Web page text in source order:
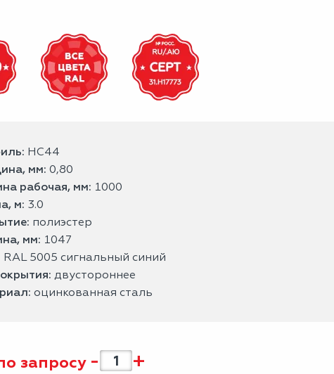
НС44
мм: 0,80
рабочая, мм: 1000
м: 3.0
полиэстер
мм: 1047
RAL 5005 сигнальный синий
двустороннее
оцинкованная сталь
запросу - +